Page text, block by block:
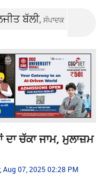
ਬੱਲੀ,ਸੰਪਾਦਕ
ਚੱਕਾ ਜਾਮ, ਮੁਲਾਜ਼ਮ
Aug 07, 2025 02:28 PM